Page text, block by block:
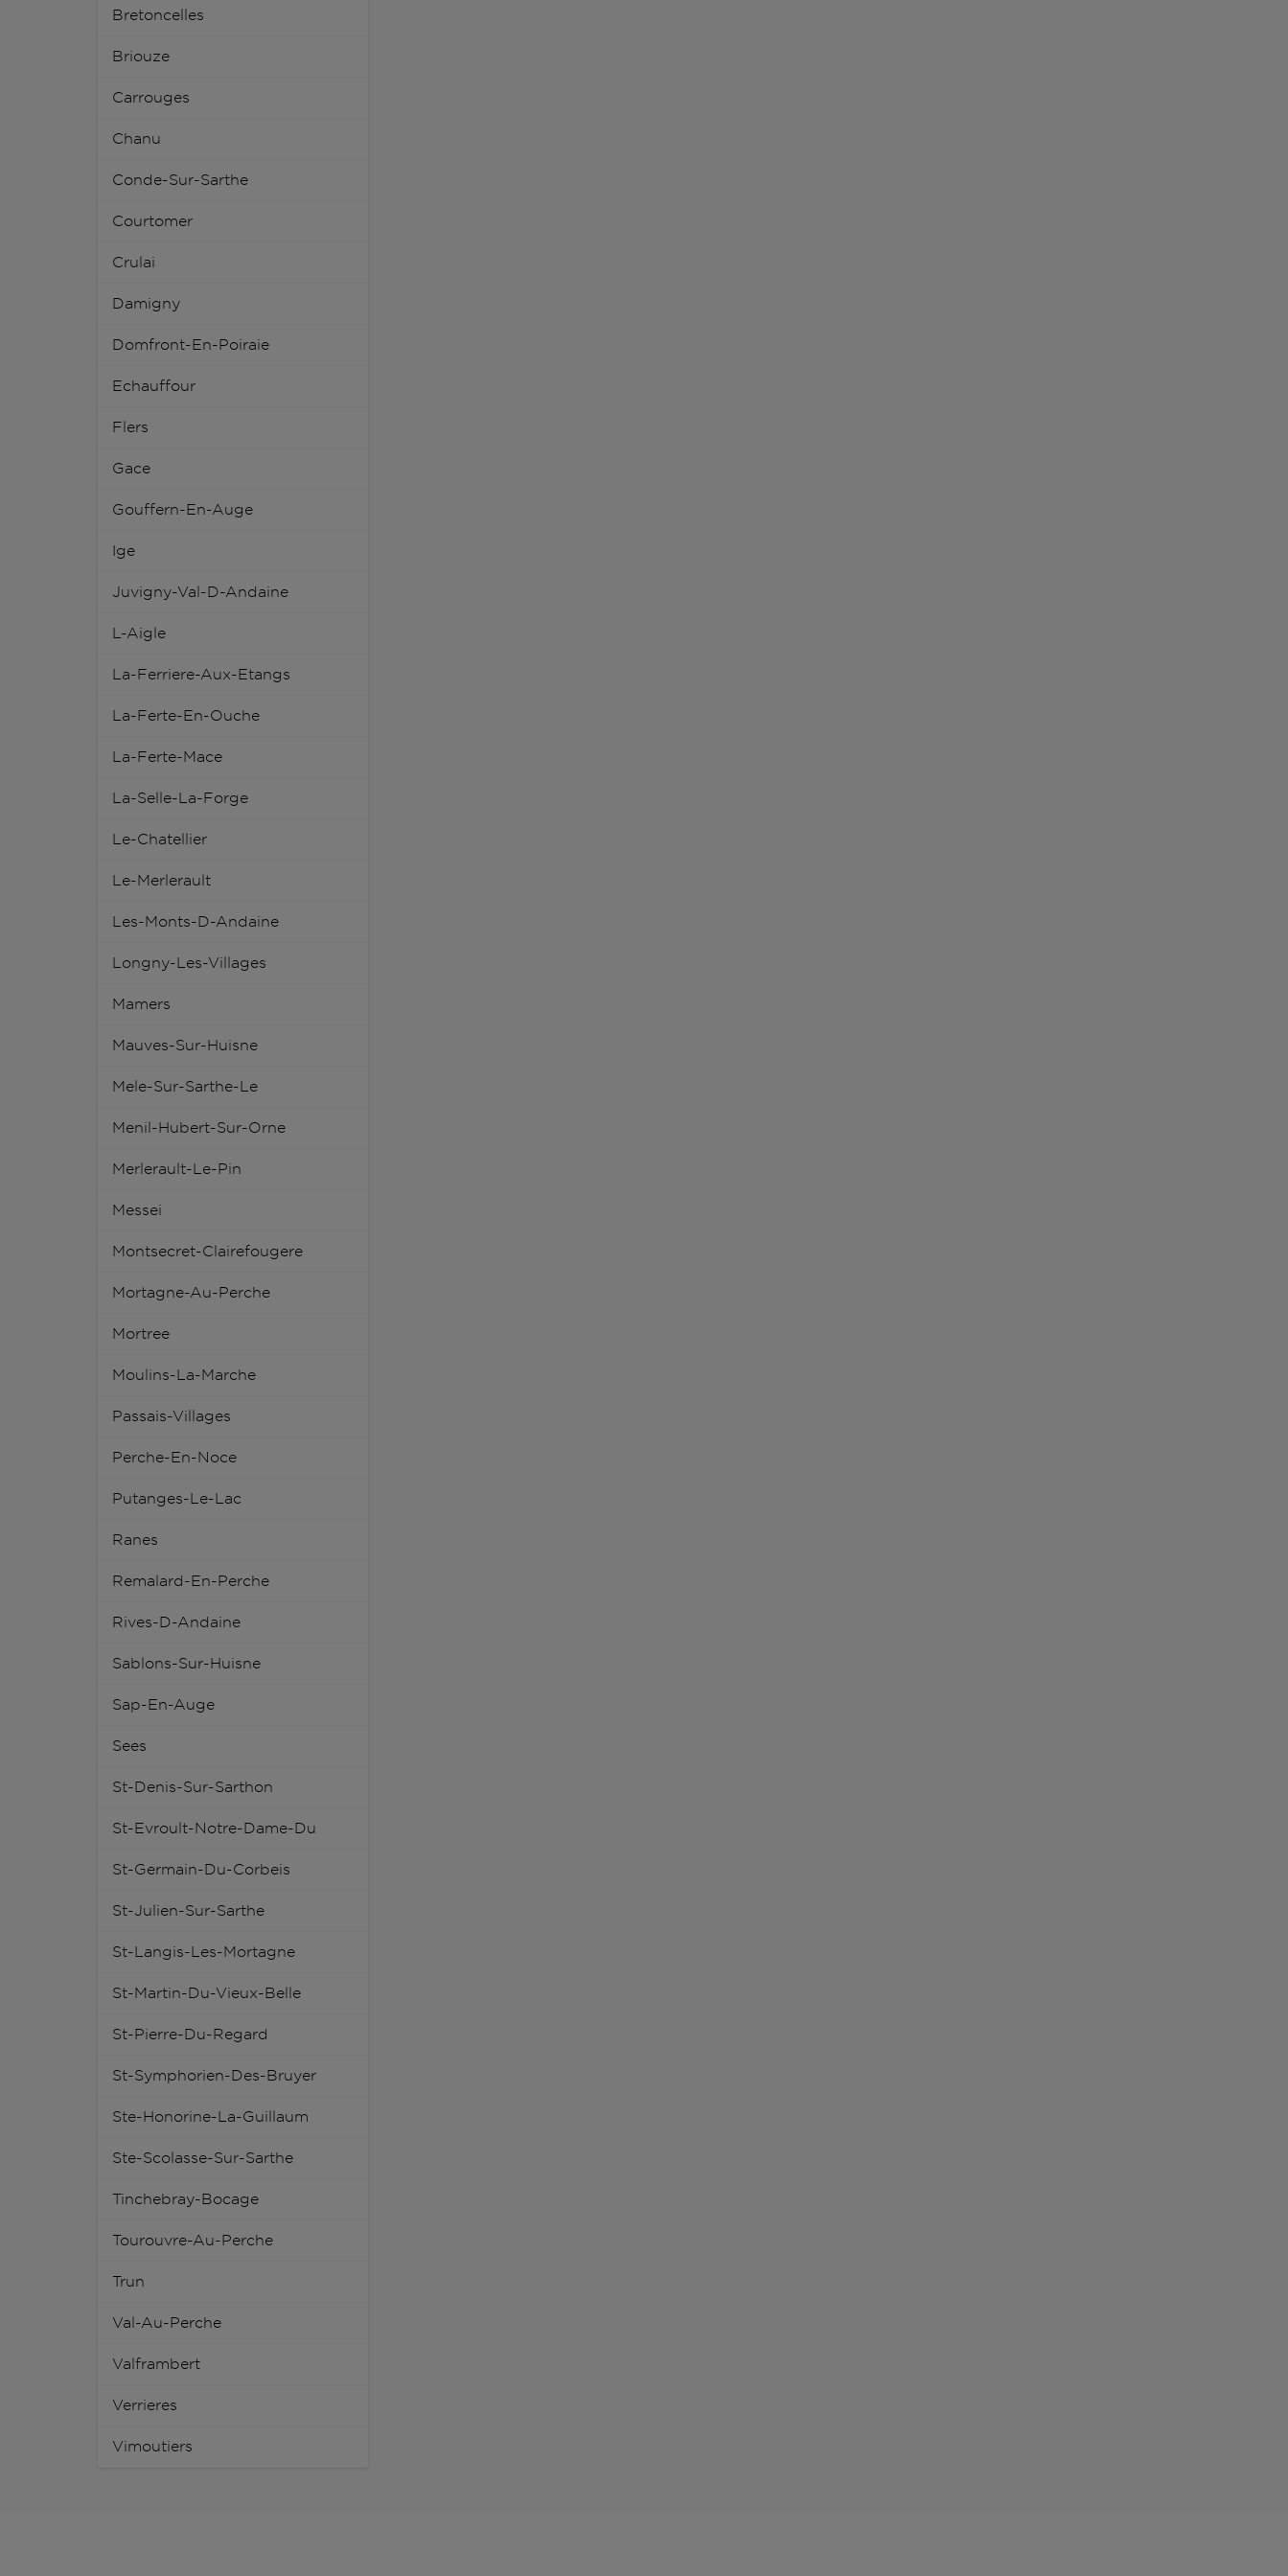
Bretoncelles
Briouze
Carrouges
Chanu
Conde-Sur-Sarthe
Courtomer
Crulai
Damigny
Domfront-En-Poiraie
Echauffour
Flers
Gace
Gouffern-En-Auge
Ige
Juvigny-Val-D-Andaine
L-Aigle
La-Ferriere-Aux-Etangs
La-Ferte-En-Ouche
La-Ferte-Mace
La-Selle-La-Forge
Le-Chatellier
Le-Merlerault
Les-Monts-D-Andaine
Longny-Les-Villages
Mamers
Mauves-Sur-Huisne
Mele-Sur-Sarthe-Le
Menil-Hubert-Sur-Orne
Merlerault-Le-Pin
Messei
Montsecret-Clairefougere
Mortagne-Au-Perche
Mortree
Moulins-La-Marche
Passais-Villages
Perche-En-Noce
Putanges-Le-Lac
Ranes
Remalard-En-Perche
Rives-D-Andaine
Sablons-Sur-Huisne
Sap-En-Auge
Sees
St-Denis-Sur-Sarthon
St-Evroult-Notre-Dame-Du
St-Germain-Du-Corbeis
St-Julien-Sur-Sarthe
St-Langis-Les-Mortagne
St-Martin-Du-Vieux-Belle
St-Pierre-Du-Regard
St-Symphorien-Des-Bruyer
Ste-Honorine-La-Guillaum
Ste-Scolasse-Sur-Sarthe
Tinchebray-Bocage
Tourouvre-Au-Perche
Trun
Val-Au-Perche
Valframbert
Verrieres
Vimoutiers